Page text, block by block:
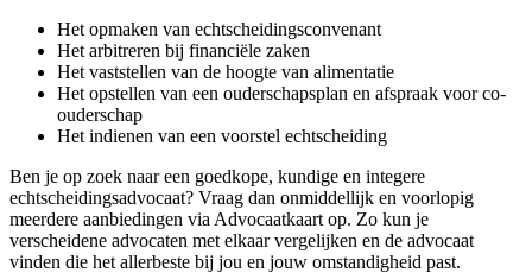
Het opmaken van echtscheidingsconvenant
Het arbitreren bij financiële zaken
Het vaststellen van de hoogte van alimentatie
Het opstellen van een ouderschapsplan en afspraak voor co-
ouderschap
Het indienen van een voorstel echtscheiding
Ben je op zoek naar een goedkope, kundige en integere
echtscheidingsadvocaat? Vraag dan onmiddellijk en voorlopig
meerdere aanbiedingen via Advocaatkaart op. Zo kun je
verscheidene advocaten met elkaar vergelijken en de advocaat
vinden die het allerbeste bij jou en jouw omstandigheid past.